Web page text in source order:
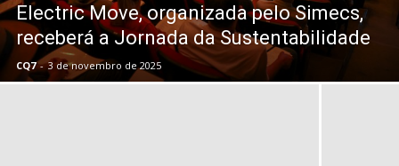
Electric Move, organizada pelo Simecs,
receberá a Jornada da Sustentabilidade
CQ7 - 3 de novembro de 2025